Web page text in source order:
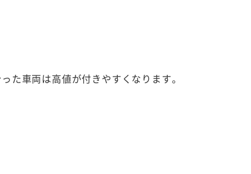
た車両は高値が付きやすくなります。